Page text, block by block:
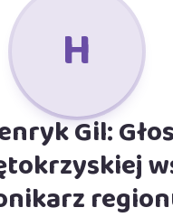
H
Gil: Głos